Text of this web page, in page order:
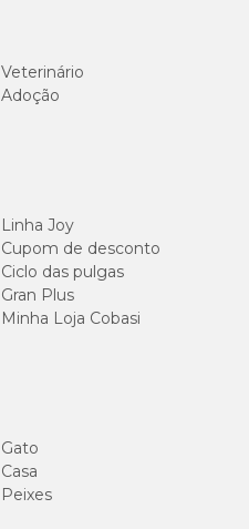
Veterinário
Adoção
Linha Joy
Cupom de desconto
Ciclo das pulgas
Gran Plus
Minha Loja Cobasi
Gato
Casa
Peixes